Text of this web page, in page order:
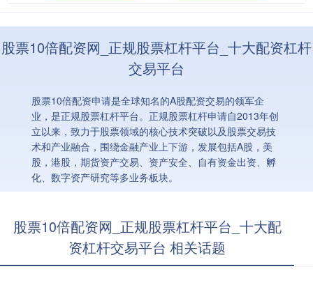
股票10倍配资网_正规股票杠杆平台_十大配资杠杆
交易平台
股票10倍配资申请是全球知名的A股配资交易的领军企
业，是正规股票杠杆平台。正规股票杠杆申请自2013年创
立以来，致力于股票领域的核心技术突破以及股票交易技
术和产业融合，围绕金融产业上下游，发展包括A股，美
股，港股，期货资产交易、资产安全、自有资金出资、孵
化、数字资产研究等多业务板块。
股票10倍配资网_正规股票杠杆平台_十大配
资杠杆交易平台 相关话题